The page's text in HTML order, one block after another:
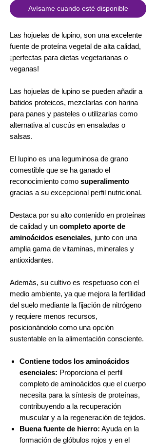
Avísame cuando esté disponible
Las hojuelas de lupino, son una excelente
fuente de proteína vegetal de alta calidad,
¡perfectas para dietas vegetarianas o
veganas!
Las hojuelas de lupino se pueden añadir a
batidos proteicos, mezclarlas con harina
para panes y pasteles o utilizarlas como
alternativa al cuscús en ensaladas o
salsas.
El lupino es una leguminosa de grano
comestible que se ha ganado el
reconocimiento como superalimento
gracias a su excepcional perfil nutricional.
Destaca por su alto contenido en proteínas
de calidad y un completo aporte de
aminoácidos esenciales, junto con una
amplia gama de vitaminas, minerales y
antioxidantes.
Además, su cultivo es respetuoso con el
medio ambiente, ya que mejora la fertilidad
del suelo mediante la fijación de nitrógeno
y requiere menos recursos,
posicionándolo como una opción
sustentable en la alimentación consciente.
Contiene todos los aminoácidos
esenciales: Proporciona el perfil
completo de aminoácidos que el cuerpo
necesita para la síntesis de proteínas,
contribuyendo a la recuperación
muscular y a la regeneración de tejidos.
Buena fuente de hierro: Ayuda en la
formación de glóbulos rojos y en el